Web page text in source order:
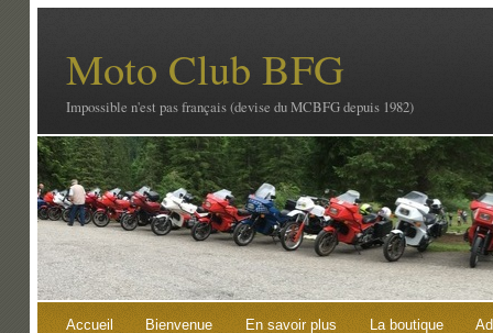
Moto Club BFG
Impossible n'est pas français (devise du MCBFG depuis 1982)
Accueil Bienvenue En savoir plus La boutique